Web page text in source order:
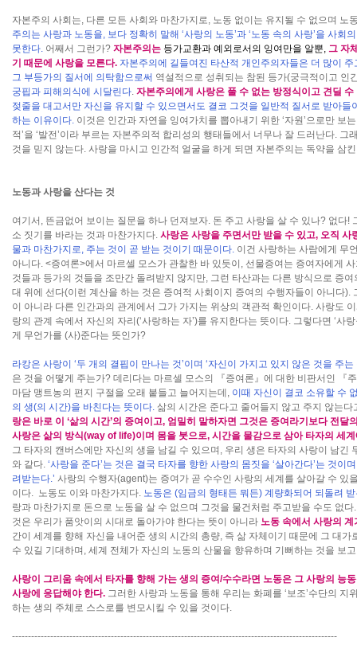
자본주의 사회는, 다른 모든 사회와 마찬가지로, 노동 없이는 유지될 수 없으며 노
주의는 사랑과 노동을, 보다 정확히 말해 ‘사랑의 노동’과 ‘노동 속의 사랑’을 사
못한다. 어째서 그런가? 자본주의는 등가교환과 예외로서의 잉여만을 알뿐, 그 자
기 때문에 사랑을 모른다. 자본주의에 길들여진 타산적 개인주의자들은 더 많이
그 부등가의 질서에 의탁함으로써 역설적으로 성취되는 참된 등가(궁극적이고
궁핍과 피해의식에 시달린다. 자본주의에게 사랑은 풀 수 없는 방정식이고 견딜
젖줄을 대고서만 자신을 유지할 수 있으면서도 결코 그것을 일반적 질서로 받아
하는 이유이다. 이것은 인간과 자연을 잉여가치를 뽑아내기 위한 ‘자원’으로만 보
적’을 ‘발전’이라 부르는 자본주의적 합리성의 행태들에서 너무나 잘 드러난다. 그
것을 믿지 않는다. 사랑을 마시고 인간적 얼굴을 하게 되면 자본주의는 독약을 삼
노동과 사랑을 산다는 것
여기서, 뜬금없어 보이는 질문을 하나 던져보자. 돈 주고 사랑을 살 수 있나? 없다!
소 짓기를 바라는 것과 마찬가지다. 사랑은 사랑을 주면서만 받을 수 있고, 오직 사
물과 마찬가지로, 주는 것이 곧 받는 것이기 때문이다. 이건 사랑하는 사람에게 무
아니다. <증여론>에서 마르셀 모스가 관찰한 바 있듯이, 선물증여는 증여자에게
것들과 등가의 것들을 조만간 돌려받지 않지만, 그런 타산과는 다른 방식으로 증
대 위에 선다(이런 계산을 하는 것은 증여적 사회이지 증여의 수행자들이 아니다).
이 아니라 다른 인간과의 관계에서 그가 가지는 위상의 객관적 확인이다. 사랑도
랑의 관계 속에서 자신의 자리(‘사랑하는 자’)를 유지한다는 뜻이다. 그렇다면 ‘사
게 무언가를 (사)준다는 뜻인가?
라캉은 사랑이 ‘두 개의 결핍이 만나는 것’이며 ‘자신이 가지고 있지 않은 것을 주
은 것을 어떻게 주는가? 데리다는 마르셀 모스의 『증여론』에 대한 비판서인 『
마담 맹트농의 편지 구절을 오래 붙들고 늘어지는데, 이때 자신이 결코 소유할 수
의 생(의 시간)을 바친다는 뜻이다. 삶의 시간은 준다고 줄어들지 않고 주지 않는
랑은 바로 이 ‘삶의 시간’의 증여이고, 엄밀히 말하자면 그것은 증여라기보다 전달의
사랑은 삶의 방식(way of life)이며 몸을 붓으로, 시간을 물감으로 삼아 타자의 세
그 타자의 캔버스에만 자신의 생을 남길 수 있으며, 우리 생은 타자의 사랑이 남긴
와 같다. ‘사랑을 준다’는 것은 결국 타자를 향한 사랑의 몸짓을 ‘살아간다’는 것이
려받는다.’ 사랑의 수행자(agent)는 증여가 곧 수수인 사랑의 세계를 살아갈 수 있
이다. 노동도 이와 마찬가지다. 노동은 (임금의 형태든 뭐든) 계량화되어 되돌려
랑과 마찬가지로 돈으로 노동을 살 수 없으며 그것을 물건처럼 주고받을 수도 없
것은 우리가 품앗이의 시대로 돌아가야 한다는 뜻이 아니라 노동 속에서 사랑의
간이 세계를 향해 자신을 내어준 생의 시간의 총량, 즉 삶 자체이기 때문에 그 대
수 있길 기대하며, 세계 전체가 자신의 노동의 산물을 향유하며 기뻐하는 것을 보
사랑이 그리움 속에서 타자를 향해 가는 생의 증여/수수라면 노동은 그 사랑의 능
사랑에 응답해야 한다. 그러한 사랑과 노동을 통해 우리는 화폐를 ‘보조’수단의
하는 생의 주체로 스스로를 변모시킬 수 있을 것이다.
------------------------------------------------------------------------------------------------------